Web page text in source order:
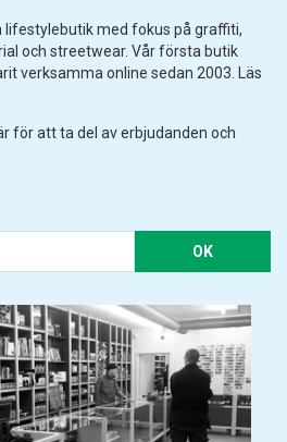
lifestylebutik med fokus på graffiti,
och streetwear. Vår första butik
verksamma online sedan 2003. Läs
för att ta del av erbjudanden och
OK